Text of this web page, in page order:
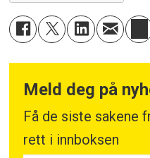
Meld deg på
Få de siste sakene
rett i innboksen